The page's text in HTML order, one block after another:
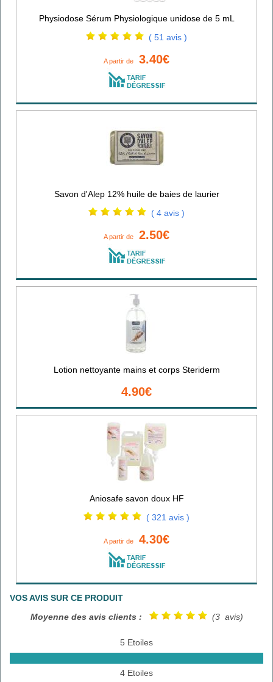
Physiodose Sérum Physiologique unidose de 5 mL
( 51 avis )
A partir de 3.40€
Savon d'Alep 12% huile de baies de laurier
( 4 avis )
A partir de 2.50€
Lotion nettoyante mains et corps Steriderm
4.90€
Aniosafe savon doux HF
( 321 avis )
A partir de 4.30€
VOS AVIS SUR CE PRODUIT
Moyenne des avis clients :
(3 avis)
5 Etoiles
4 Etoiles